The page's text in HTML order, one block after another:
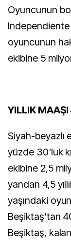
Oyuncunun
oyuncunun
ekibine 5
YILLIK
Siyah-beyazlı
yüzde 30'luk
ekibine 2,5
yandan 4,5
yaşındaki
Beşiktaş'tan
Beşiktaş,